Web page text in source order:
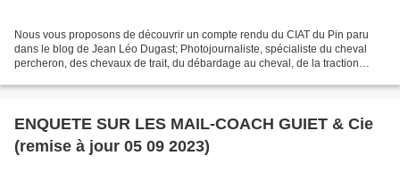
Nous vous proposons de découvrir un compte rendu du CIAT du Pin paru
dans le blog de Jean Léo Dugast; Photojournaliste, spécialiste du cheval
percheron, des chevaux de trait, du débardage au cheval, de la traction
ENQUETE SUR LES MAIL-COACH GUIET & Cie
(remise à jour 05 09 2023)